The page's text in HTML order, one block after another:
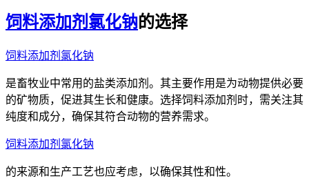
饲料添加剂氯化钠的选择
饲料添加剂氯化钠
是畜牧业中常用的盐类添加剂。其主要作用是为动物提供必要
的矿物质，促进其生长和健康。选择饲料添加剂时，需关注其
纯度和成分，确保其符合动物的营养需求。
饲料添加剂氯化钠
的来源和生产工艺也应考虑，以确保其性和性。